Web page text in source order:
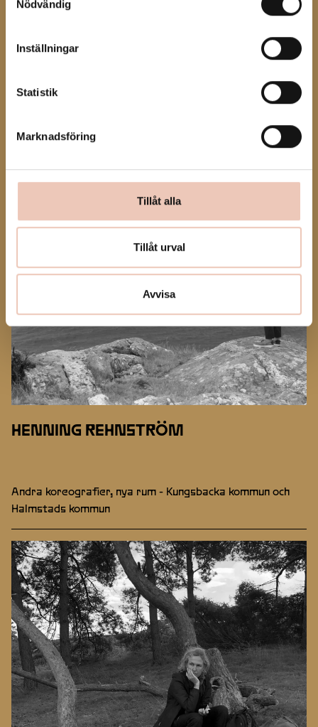
Nödvändig
Inställningar
Statistik
Marknadsföring
Tillåt alla
Tillåt urval
Avvisa
Andra koreografier, nya rum - Kungsbacka kommun och
HENNING REHNSTRÖM
Andra koreografier, nya rum - Kungsbacka kommun och
Halmstads kommun